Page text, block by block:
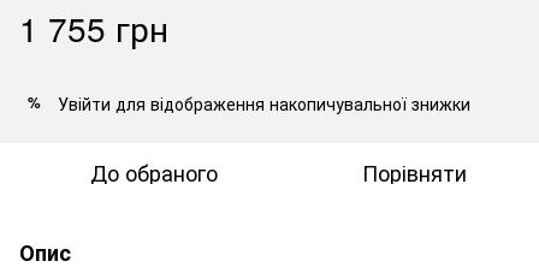
1 755 грн
% Увійти для відображення накопичувальної знижки
До обраного Порівняти
Опис